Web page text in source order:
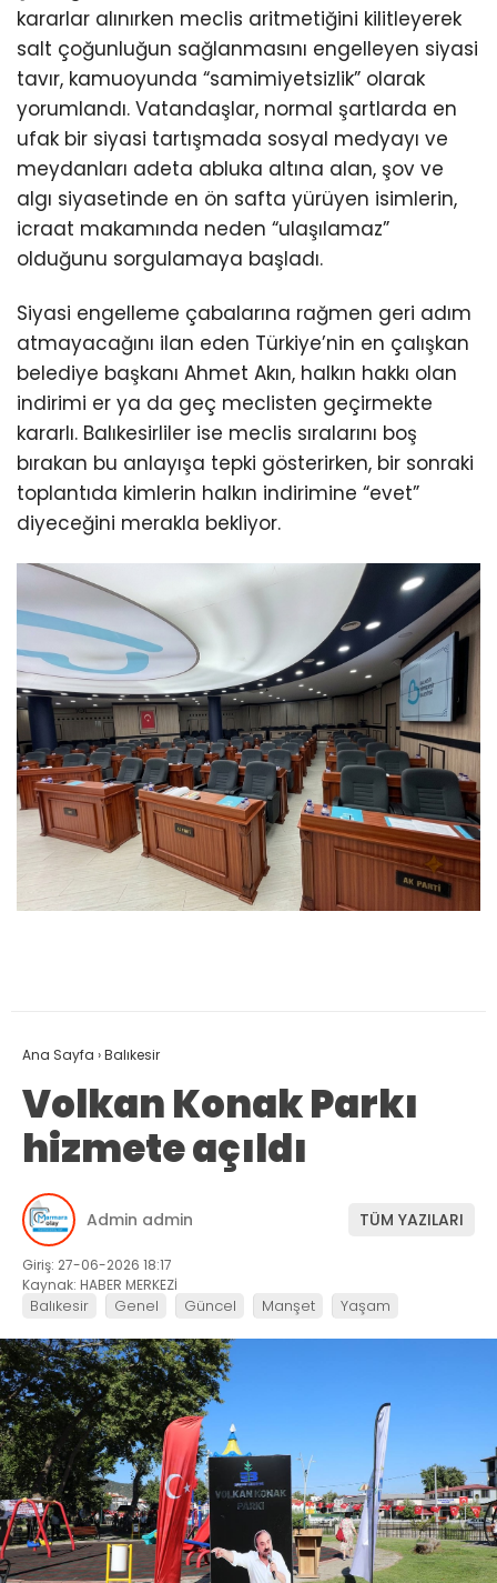
kararlar alınırken meclis aritmetiğini kilitleyerek
salt çoğunluğun sağlanmasını engelleyen siyasi
tavır, kamuoyunda “samimiyetsizlik” olarak
yorumlandı. Vatandaşlar, normal şartlarda en
ufak bir siyasi tartışmada sosyal medyayı ve
meydanları adeta abluka altına alan, şov ve
algı siyasetinde en ön safta yürüyen isimlerin,
icraat makamında neden “ulaşılamaz”
olduğunu sorgulamaya başladı.
Siyasi engelleme çabalarına rağmen geri adım
atmayacağını ilan eden Türkiye’nin en çalışkan
belediye başkanı Ahmet Akın, halkın hakkı olan
indirimi er ya da geç meclisten geçirmekte
kararlı. Balıkesirliler ise meclis sıralarını boş
bırakan bu anlayışa tepki gösterirken, bir sonraki
toplantıda kimlerin halkın indirimine “evet”
diyeceğini merakla bekliyor.
Ana Sayfa ›Balıkesir
Volkan Konak Parkı
hizmete açıldı
Admin admin TÜM YAZILARI
Giriş: 27-06-2026 18:17
Kaynak: HABER MERKEZİ
Balıkesir Genel Güncel Manşet Yaşam